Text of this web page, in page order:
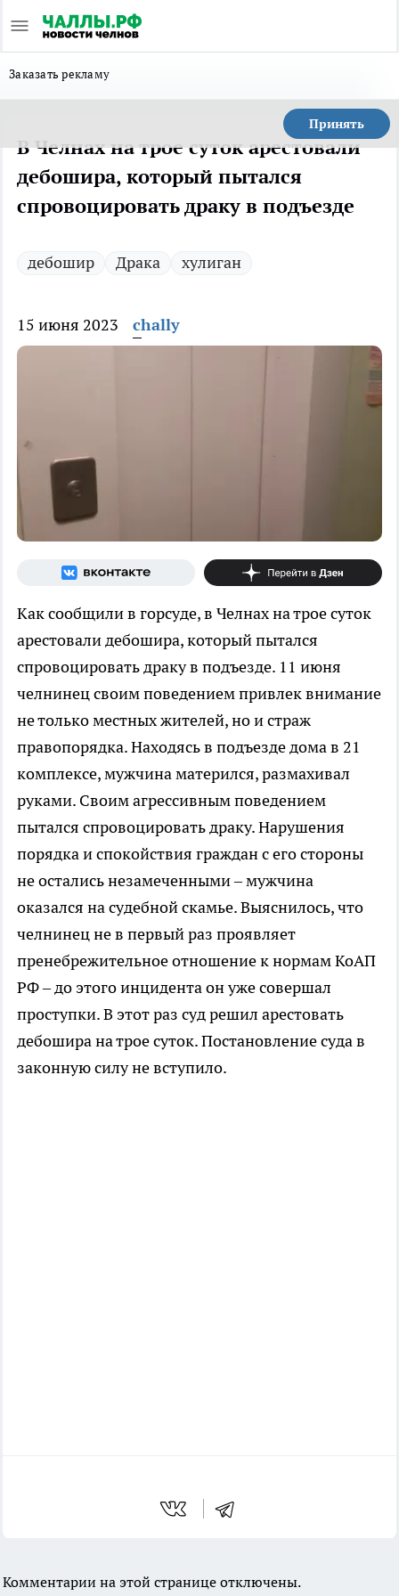
Заказать рекламу
Принять
В Челнах на трое суток арестовали
дебошира, который пытался
спровоцировать драку в подъезде
дебошир Драка хулиган
15 июня 2023 chally
Как сообщили в горсуде, в Челнах на трое суток
арестовали дебошира, который пытался
спровоцировать драку в подъезде. 11 июня
челнинец своим поведением привлек внимание
не только местных жителей, но и страж
правопорядка. Находясь в подъезде дома в 21
комплексе, мужчина матерился, размахивал
руками. Своим агрессивным поведением
пытался спровоцировать драку. Нарушения
порядка и спокойствия граждан с его стороны
не остались незамеченными – мужчина
оказался на судебной скамье. Выяснилось, что
челнинец не в первый раз проявляет
пренебрежительное отношение к нормам КоАП
РФ – до этого инцидента он уже совершал
проступки. В этот раз суд решил арестовать
дебошира на трое суток. Постановление суда в
законную силу не вступило.
Комментарии на этой странице отключены.